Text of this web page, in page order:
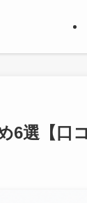
6選【口